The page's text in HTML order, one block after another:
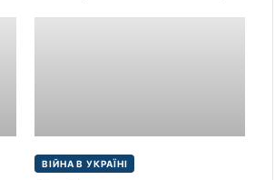
ВІЙНА В УКРАЇНІ